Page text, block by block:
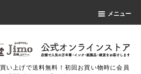
メニュー
い上げで送料無料！初回お買い物時に会員